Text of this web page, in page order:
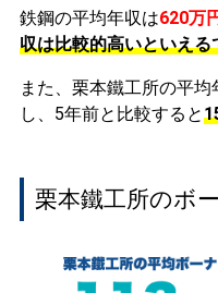
鉄鋼の平均年収は620万
収は比較的高いといえる
また、栗本鐵工所の平
し、5年前と比較すると
栗本鐵工所のボ